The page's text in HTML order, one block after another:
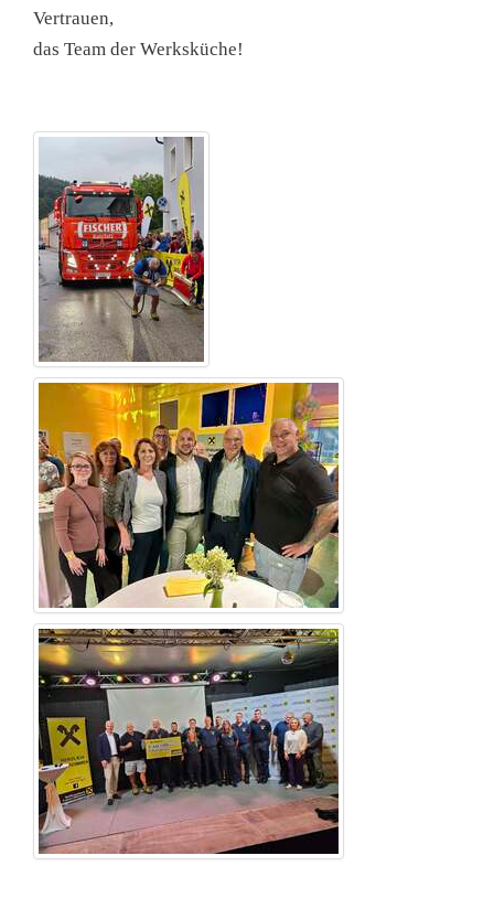
Vertrauen,
das Team der Werksküche!